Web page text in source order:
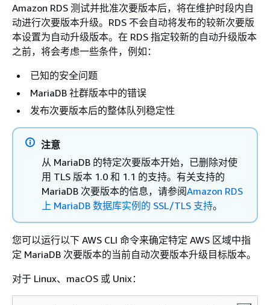
Amazon RDS 测试并批准次要版本后，将在维护时段内自
动进行次要版本升级。RDS 不会自动将发布的较新次要版
本设置为自动升级版本。在 RDS 指定较新的自动升级版本
之前，将会考虑一些条件，例如：
已知的安全问题
MariaDB 社群版本中的错误
发布次要版本后的整体队列稳定性
注意
从 MariaDB 的特定次要版本开始，已删除对使
用 TLS 版本 1.0 和 1.1 的支持。有关支持的
MariaDB 次要版本的信息，请参阅Amazon RDS
上 MariaDB 数据库实例的 SSL/TLS 支持。
您可以运行以下 AWS CLI 命令来确定特定 AWS 区域中指
定 MariaDB 次要版本的当前自动次要版本升级目标版本。
对于 Linux、macOS 或 Unix：